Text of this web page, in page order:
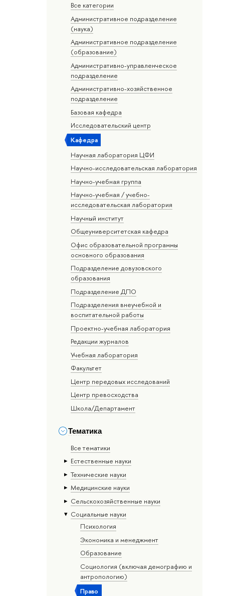
Все категории
Административное подразделение
(наука)
Административное подразделение
(образование)
Административно-управленческое
подразделение
Административно-хозяйственное
подразделение
Базовая кафедра
Исследовательский центр
Кафедра
Научная лаборатория ЦФИ
Научно-исследовательская лаборатория
Научно-учебная группа
Научно-учебная / учебно-
исследовательская лаборатория
Научный институт
Общеуниверситетская кафедра
Офис образовательной программы
основного образования
Подразделение довузовского
образования
Подразделение ДПО
Подразделения внеучебной и
воспитательной работы
Проектно-учебная лаборатория
Редакции журналов
Учебная лаборатория
Факультет
Центр передовых исследований
Центр превосходства
Школа/Департамент
Тематика
Все тематики
Естественные науки
Тех­ничес­кие науки
Медицинские науки
Сельскохозяйственные науки
Социальные науки
Психология
Экономика и менеджмент
Образование
Социология (включая демографию и
антропологию)
Право